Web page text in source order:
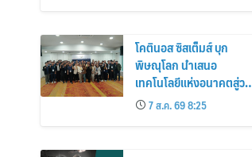
โคตินอส ซิสเต็มส์ บุก
พิษณุโลก นำเสนอ
เทคโนโลยีแห่งอนาคตสู่วง
การเฮลท์แคร์
7 ส.ค. 69 8:25